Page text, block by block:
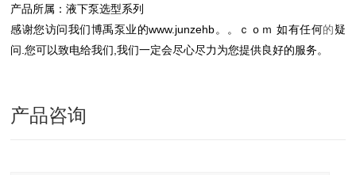
产品所属：液下泵选型系列
感谢您访问我们博禹泵业的www.junzehb。。ｃｏｍ 如有任何的疑
问.您可以致电给我们,我们一定会尽心尽力为您提供良好的服务。
产品咨询